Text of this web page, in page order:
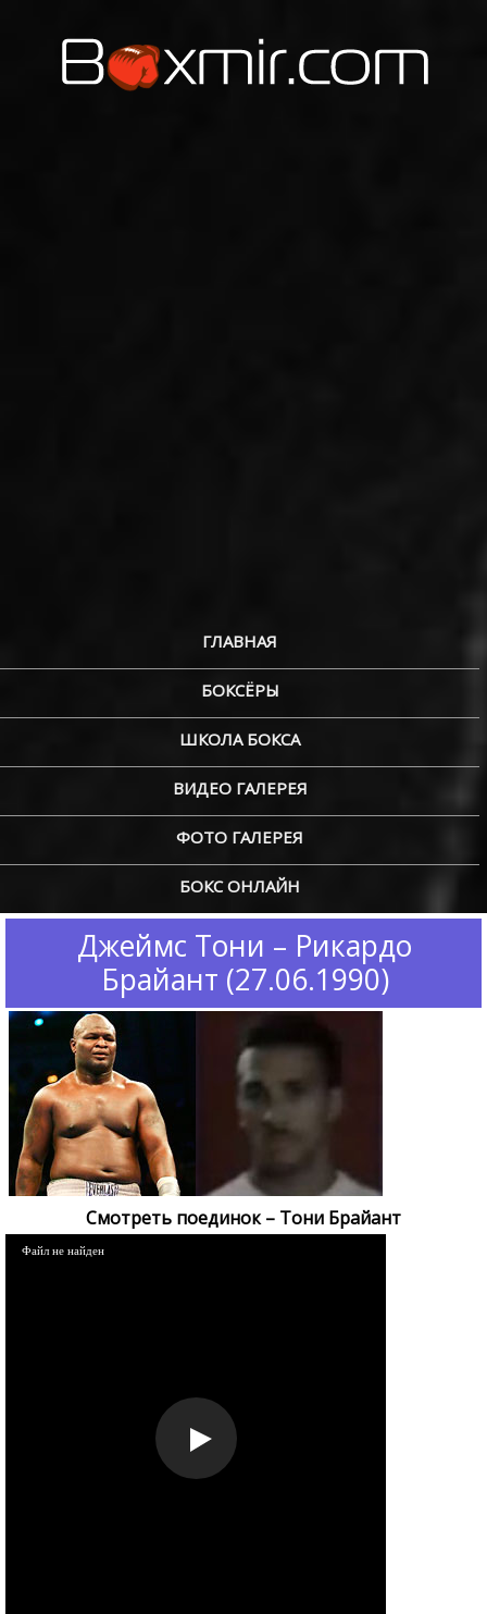
ГЛАВНАЯ
БОКСЁРЫ
ШКОЛА БОКСА
ВИДЕО ГАЛЕРЕЯ
ФОТО ГАЛЕРЕЯ
БОКС ОНЛАЙН
Джеймс Тони – Рикардо
Брайант (27.06.1990)
Смотреть поединок – Тони Брайант
Файл не найден